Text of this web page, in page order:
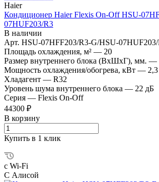
Haier
Кондиционер Haier Flexis On-Off HSU-
07HUF203/R3
В наличии
Арт. HSU-07HFF203/R3-G/HSU-
Площадь охлаждения, м² — 20
Размер внутреннего блока (ВхШхГ), мм. —
Мощность охлаждения/обогрева, кВт —
Хладагент — R32
Уровень шума внутреннего блока — 22 дБ
Серия — Flexis On-Off
44300 ₽
В корзину
Купить в 1 клик
с Wi-Fi
С Алисой